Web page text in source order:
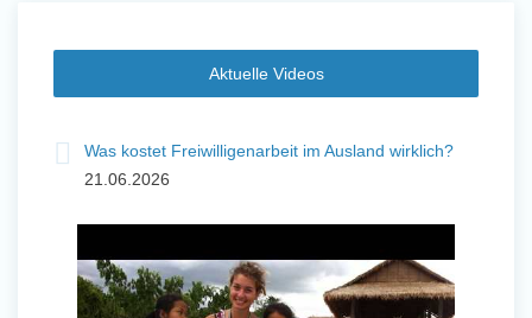
und Sozial Engagieren
Aktuelle Videos
Was kostet Freiwilligenarbeit im Ausland wirklich?
21.06.2026